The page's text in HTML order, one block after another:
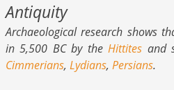
Antiquity
Archaeological research shows
in 5,500 BC by theHittites and
Cimmerians, Lydians, Persians.